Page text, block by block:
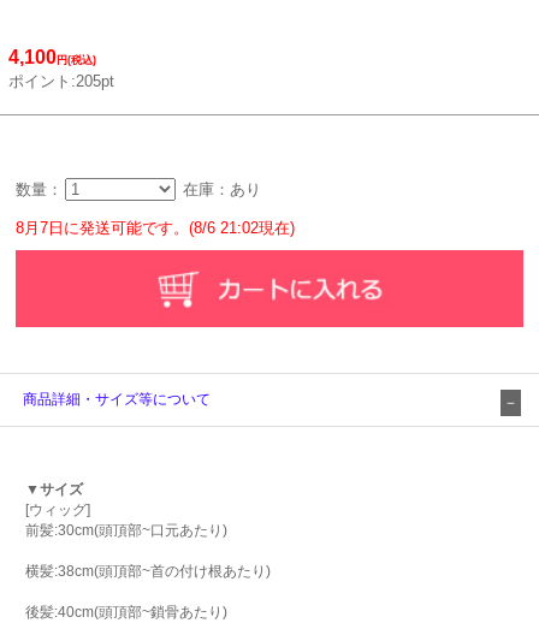
4,100円(税込)
ポイント:205pt
数量： 在庫：あり
8月7日に発送可能です。(8/6 21:02現在)
商品詳細・サイズ等について
▼サイズ
[ウィッグ]
前髪:30cm(頭頂部~口元あたり)
横髪:38cm(頭頂部~首の付け根あたり)
後髪:40cm(頭頂部~鎖骨あたり)